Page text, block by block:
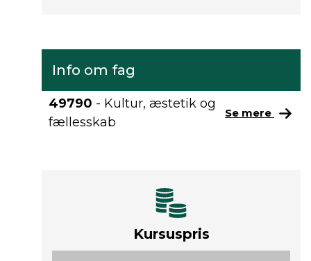
Info om fag
49790 - Kultur, æstetik og
fællesskab
Se mere
Kursuspris